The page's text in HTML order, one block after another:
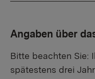
Angaben über
Bitte beachten Sie:
spätestens drei